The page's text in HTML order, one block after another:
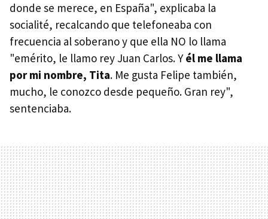
donde se merece, en España", explicaba la
socialité, recalcando que telefoneaba con
frecuencia al soberano y que ella NO lo llama
"emérito, le llamo rey Juan Carlos. Yél me llama
por mi nombre, Tita. Me gusta Felipe también,
mucho, le conozco desde pequeño. Gran rey",
sentenciaba.